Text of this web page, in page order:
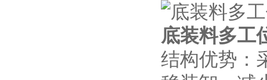
底装料多工
结构优势：